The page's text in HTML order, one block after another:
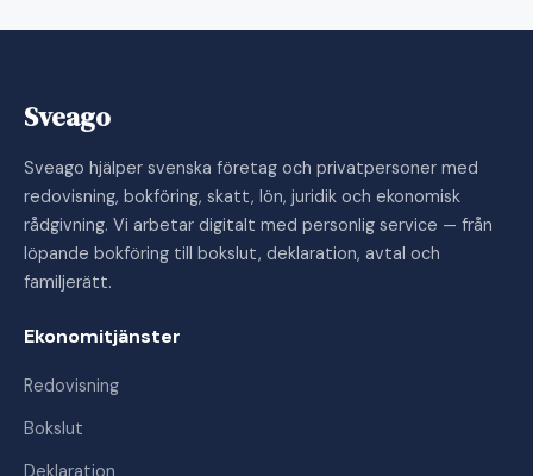
Sveago
Sveago hjälper svenska företag och privatpersoner med
redovisning, bokföring, skatt, lön, juridik och ekonomisk
rådgivning. Vi arbetar digitalt med personlig service — från
löpande bokföring till bokslut, deklaration, avtal och
familjerätt.
Ekonomitjänster
Redovisning
Bokslut
Deklaration